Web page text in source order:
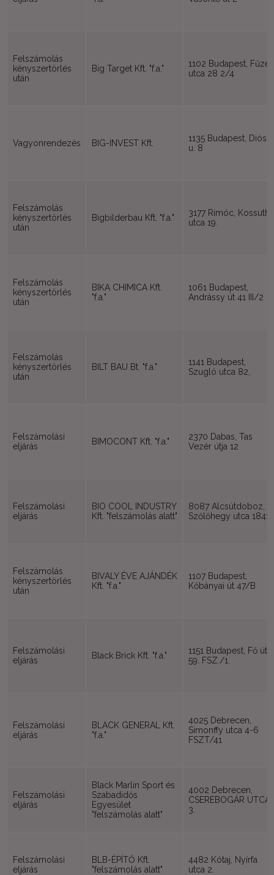
Felszámolás
kényszertörlés
után
Big Target Kft. "f.a."
1102 Budapest, Fűzér
utca 28 2/4
Vagyonrendezés BIG-INVEST Kft.
1135 Budapest, Diós
u. 8
Felszámolás
kényszertörlés
után
Bigbilderbau Kft. "f.a."
3177 Rimóc, Kossuth
utca 19.
Felszámolás
kényszertörlés
után
BIKA CHIMICA Kft.
"f.a."
1061 Budapest,
Andrássy út 41 III/2
Felszámolás
kényszertörlés
után
BILT BAU Bt. "f.a."
1141 Budapest,
Szugló utca 82,
Felszámolási
eljárás
BIMOCONT Kft. "f.a."
2370 Dabas, Tas
Vezér útja 12
Felszámolási
eljárás
BIO COOL INDUSTRY
Kft. "felszámolás alatt"
8087 Alcsútdoboz,
Szőlőhegy utca 1841.
Felszámolás
kényszertörlés
után
BIVALY ÉVE AJÁNDÉK
Kft. "f.a."
1107 Budapest,
Kőbányai út 47/B
Felszámolási
eljárás
Black Brick Kft. "f.a."
1151 Budapest, Fő út
59. FSZ./1.
Felszámolási
eljárás
BLACK GENERAL Kft.
"f.a."
4025 Debrecen,
Simonffy utca 4-6
FSZT/41
Felszámolási
eljárás
Black Marlin Sport és
Szabadidős
Egyesület
"felszámolás alatt"
4002 Debrecen,
CSEREBOGÁR UTCA
3.
Felszámolási
eljárás
BLB-ÉPÍTŐ Kft.
"felszámolás alatt"
4482 Kótaj, Nyírfa
utca 2.